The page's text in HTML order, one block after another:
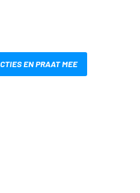
EN PRAAT MEE